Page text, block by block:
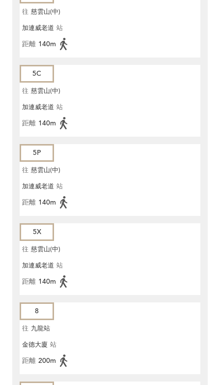
往 慈雲山(中)
加連威老道 站
距離 140m
5C
往 慈雲山(中)
加連威老道 站
距離 140m
5P
往 慈雲山(中)
加連威老道 站
距離 140m
5X
往 慈雲山(中)
加連威老道 站
距離 140m
8
往 九龍站
金德大廈 站
距離 200m